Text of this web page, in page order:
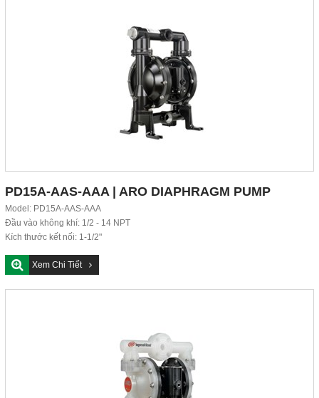
PD15A-AAS-AAA | ARO DIAPHRAGM PUMP
Model: PD15A-AAS-AAA
Đầu vào không khí: 1/2 - 14 NPT
Kích thước kết nối: 1-1/2"
Xem Chi Tiết